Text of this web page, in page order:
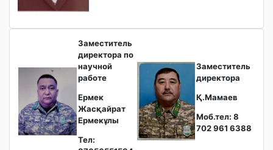
Заместитель
директора по
научной
работе
Ермек
Жасқайрат
Ермекұлы
Тел:
Заместитель
директора
Қ.Мамаев
Моб.тел: 8
702 961 6388